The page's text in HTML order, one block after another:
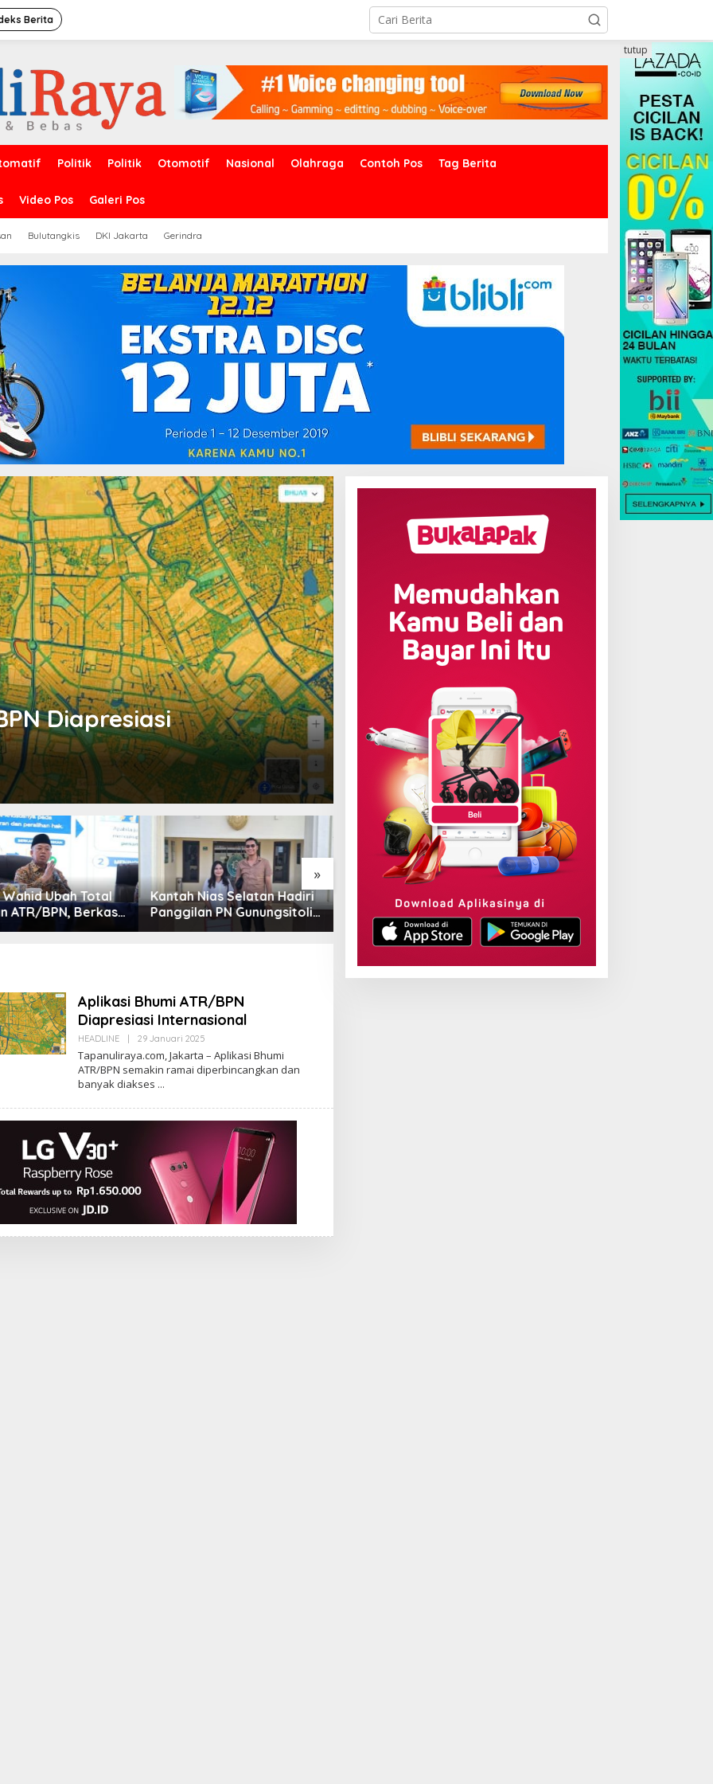
Berita
Politik Politik Otomotif Nasional Olahraga Contoh Pos Tag Berita
Video Pos Galeri Pos
Bulutangkis DKI Jakarta Gerindra
tutup
Diapresiasi
»
Selatan Hadiri
PN Gunungsitoli
Menteri Nusron Ungkap
Realisasi Anggaran
ATR/BPN 2025 Tembus
Bantah Ambil Alih,
Kementerian ATR/BPN:
Pendaftaran Tanah Ulayat
Bukan untuk Negara
Sabet Digital Excellence
Awards 2026, Aplikasi
‘Sentuh Tanahku’ ATR/BPN
Raih Top Public Service
Aplikasi Bhumi ATR/BPN
Diapresiasi Internasional
HEADLINE | 29 Januari 2025Oleh
Tapanuliraya.com, Jakarta – Aplikasi Bhumi
ATR/BPN semakin ramai diperbincangkan dan
banyak diakses